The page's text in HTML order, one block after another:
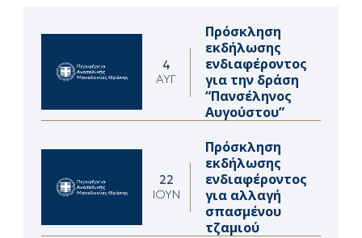
4
ΑΥΓ
Πρόσκληση
εκδήλωσης
ενδιαφέροντος
για την δράση
“Πανσέληνος
Αυγούστου”
22
ΙΟΎΝ
Πρόσκληση
εκδήλωσης
ενδιαφέροντος
για αλλαγή
σπασμένου
τζαμιού